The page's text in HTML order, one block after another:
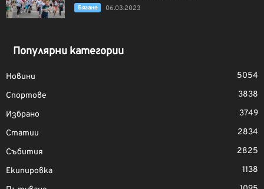
Бягане 06.03.2023
Популярни категории
Новини
5054
Спортове
3838
Избрано
3749
Статии
2834
Събития
2825
Екипировка
1138